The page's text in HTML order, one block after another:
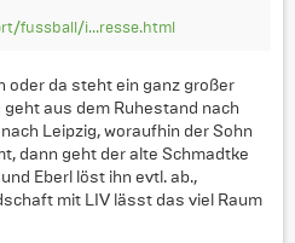
fussball/i...resse.html
oder da steht ein ganz großer
aus dem Ruhestand nach
Leipzig, woraufhin der Sohn
dann geht der alte Schmadtke
Eberl löst ihn evtl. ab.,
mit LIV lässt das viel Raum